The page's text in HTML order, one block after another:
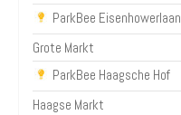
ParkBee Eisenhowerlaan
Grote Markt
ParkBee Haagsche Hof
Haagse Markt